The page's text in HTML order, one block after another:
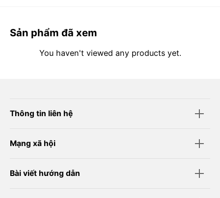
Sản phẩm đã xem
You haven't viewed any products yet.
Thông tin liên hệ
Mạng xã hội
Bài viết hướng dẫn